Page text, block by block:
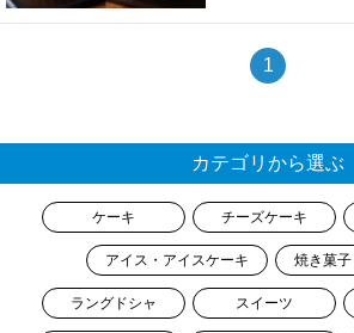
1
カテゴリから選ぶ
ケーキ チーズケーキ
アイス・アイスケーキ 焼き菓
ラングドシャ スイーツ